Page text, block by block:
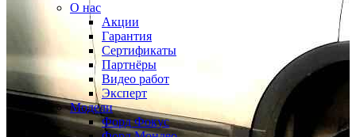
О нас
Акции
Гарантия
Сертификаты
Партнёры
Видео работ
Эксперт
Модели
Форд Фокус